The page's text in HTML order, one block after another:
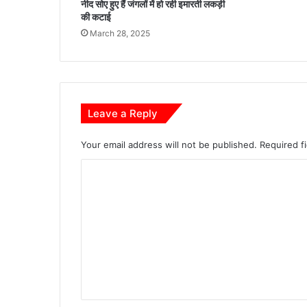
.
म
र्या
पा
म
नीद सोए हुए हैं जंगलों में हो रही इमारती लकड़ी
की कटाई
March 28, 2025
Leave a Reply
Your email address will not be published. Required